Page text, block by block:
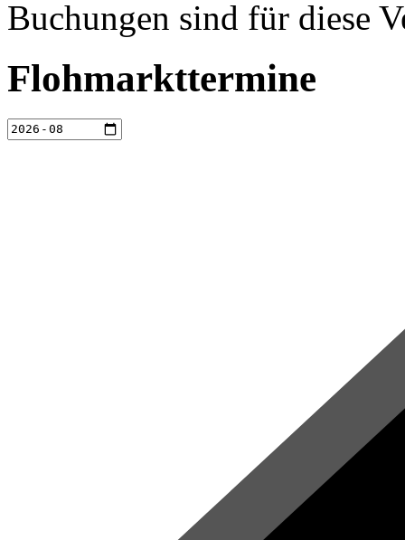
Buchungen sind für diese
Flohmarkttermine